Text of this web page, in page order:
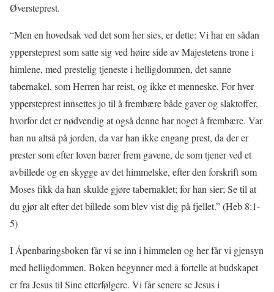
Øversteprest.
“Men en hovedsak ved det som her sies, er dette: Vi har en sådan
yppersteprest som satte sig ved høire side av Majestetens trone i
himlene, med prestelig tjeneste i helligdommen, det sanne
tabernakel, som Herren har reist, og ikke et menneske. For hver
yppersteprest innsettes jo til å frembære både gaver og slaktoffer,
hvorfor det er nødvendig at også denne har noget å frembære. Var
han nu altså på jorden, da var han ikke engang prest, da der er
prester som efter loven bærer frem gavene, de som tjener ved et
avbillede og en skygge av det himmelske, efter den forskrift som
Moses fikk da han skulde gjøre tabernaklet; for han sier; Se til at
du gjør alt efter det billede som blev vist dig på fjellet.” (Heb 8:1-
5)
I Åpenbaringsboken får vi se inn i himmelen og her får vi gjensyn
med helligdommen. Boken begynner med å fortelle at budskapet
er fra Jesus til Sine etterfølgere. Vi får senere se Jesus i